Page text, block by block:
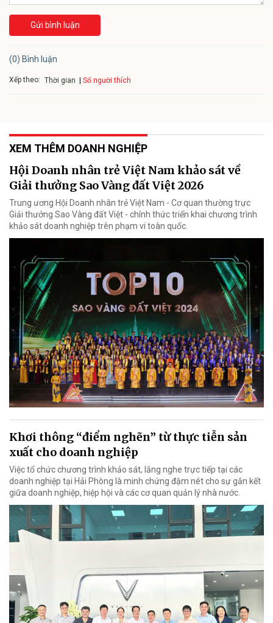
Gửi bình luận
(0) Bình luận
Xếp theo: Thời gian Số người thích
XEM THÊM DOANH NGHIỆP
Hội Doanh nhân trẻ Việt Nam khảo sát về
Giải thưởng Sao Vàng đất Việt 2026
Trung ương Hội Doanh nhân trẻ Việt Nam - Cơ quan thường trực
Giải thưởng Sao Vàng đất Việt - chính thức triển khai chương trình
khảo sát doanh nghiệp trên phạm vi toàn quốc.
Khơi thông “điểm nghẽn” từ thực tiễn sản
xuất cho doanh nghiệp
Việc tổ chức chương trình khảo sát, lắng nghe trực tiếp tại các
doanh nghiệp tại Hải Phòng là minh chứng đậm nét cho sự gắn kết
giữa doanh nghiệp, hiệp hội và các cơ quan quản lý nhà nước.